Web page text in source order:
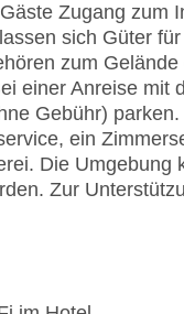
Zugang zum
sich Güter
zum
einer Anreise mit
Gebühr)
ein
Die Umgebung
Zur